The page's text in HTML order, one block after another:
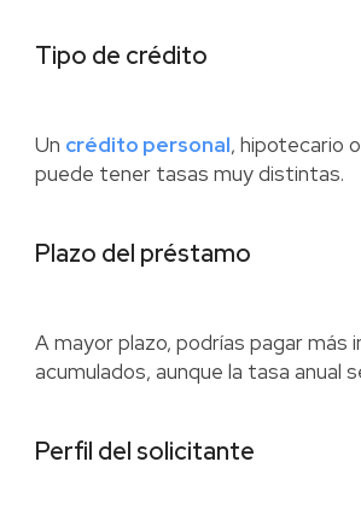
Tipo de crédito
Un crédito personal, hipotecario
puede tener tasas muy distintas.
Plazo del préstamo
A mayor plazo, podrías pagar más
acumulados, aunque la tasa anual
Perfil del solicitante